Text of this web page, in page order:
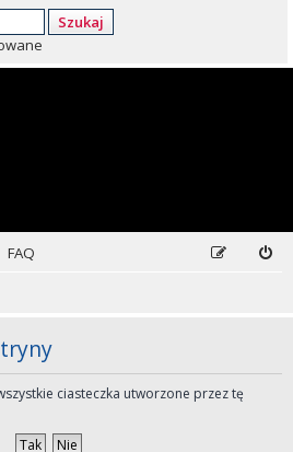
Szukaj
FAQ
ciasteczka utworzone przez tę